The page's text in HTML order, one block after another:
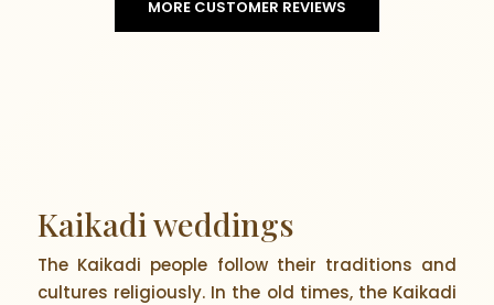
MORE CUSTOMER REVIEWS
Kaikadi weddings
The Kaikadi people follow their traditions and
cultures religiously. In the old times, the Kaikadi